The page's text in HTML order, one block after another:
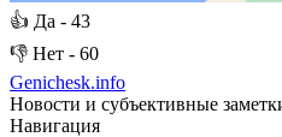
👍 Да - 43
👎 Нет - 60
Genichesk.info
Новости и субъективные
Навигация